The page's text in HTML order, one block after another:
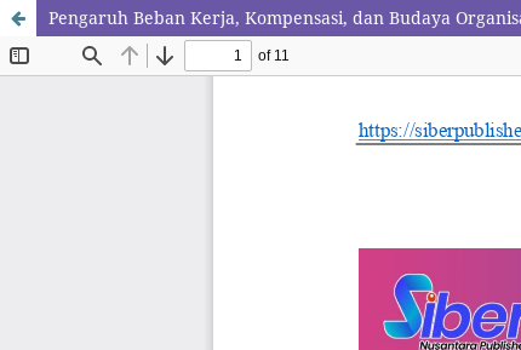
Pengaruh Beban Kerja, Kompensasi, dan Budaya